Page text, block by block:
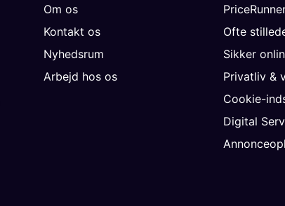
Om os
Kontakt os
Nyhedsrum
Arbejd hos os
Ofte
Sikker
Privatliv &
Cookie-
Digital